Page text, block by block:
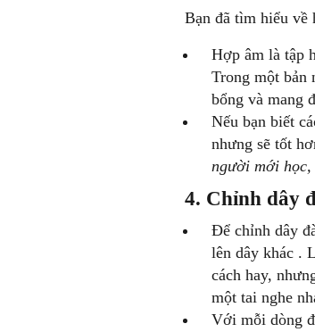
Bạn đã tìm hiểu về
Hợp âm là tập
Trong một bản
bổng và mang
Nếu bạn biết
nhưng sẽ tốt
người mới học,
4. Chỉnh dây
Để chỉnh dây
lên dây khác .
cách hay,
một tai nghe
Với mỗi dòng